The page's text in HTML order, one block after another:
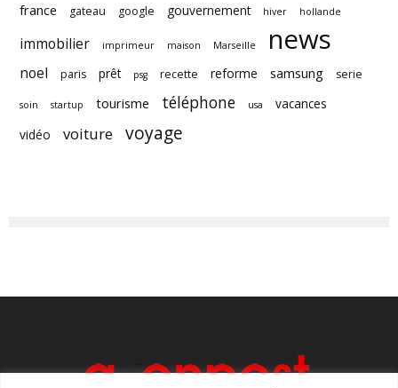
france
gateau google gouvernement hiver hollande
immobilier imprimeur maison Marseille news
noel paris prêt psg recette reforme samsung serie
soin startup tourisme téléphone usa
vacances
vidéo
voiture voyage